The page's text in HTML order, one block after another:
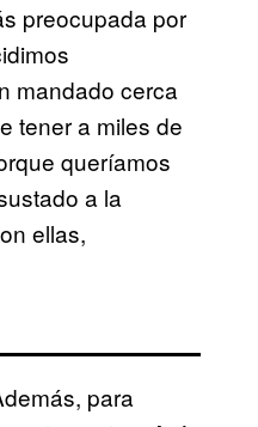
preocupada por
mandado cerca
tener a miles de
queríamos
a la
ellas,
para